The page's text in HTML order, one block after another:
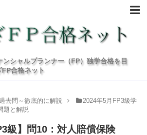
ンシャルプランナー（FP）独学合格を目
合格ネット
去問～徹底的に解説
2024年5月FP3級学
題と解説
級】問10：対人賠償保険